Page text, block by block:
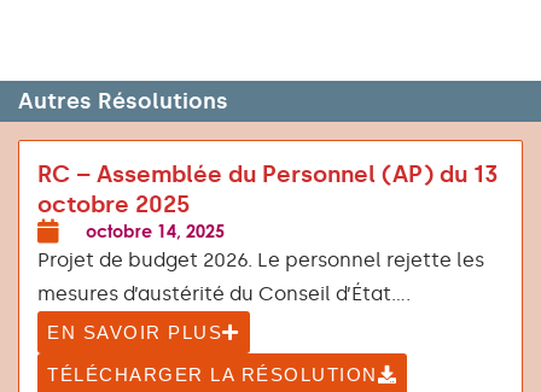
Autres Résolutions
RC – Assemblée du Personnel (AP) du 13
octobre 2025
octobre 14, 2025
Projet de budget 2026. Le personnel rejette les
mesures d’austérité du Conseil d’État....
EN SAVOIR PLUS
TÉLÉCHARGER LA RÉSOLUTION